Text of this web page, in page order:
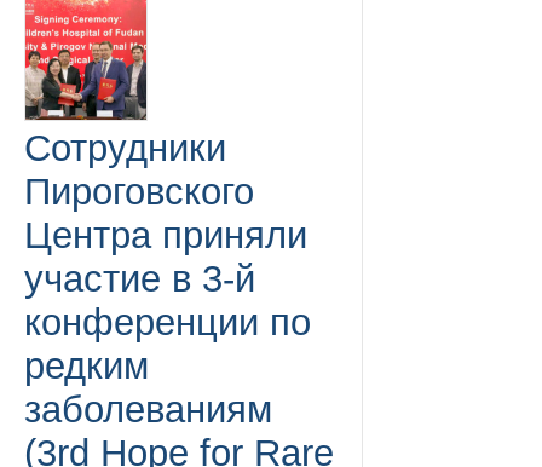
Сотрудники
Пироговского
Центра приняли
участие в 3-й
конференции по
редким
заболеваниям
(3rd Hope for Rare